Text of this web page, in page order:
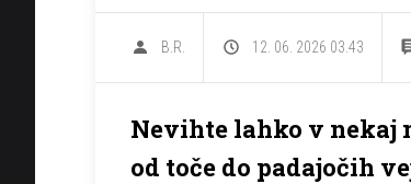
B.R. 12. 06. 2026 03.43
Nevihte lahko v nekaj
od toče do padajočih